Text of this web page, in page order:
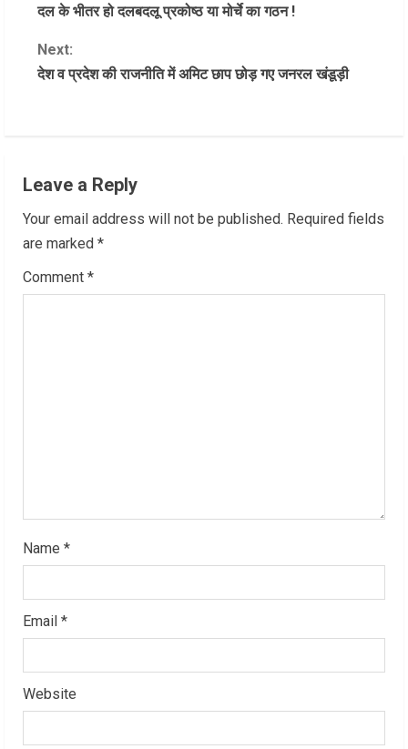
n
n
u
R
g
दल के भीतर हो दलबदलू प्रकोष्ठ या मोर्चे का गठन !
Next:
देश व प्रदेश की राजनीति में अमिट छाप छोड़ गए जनरल खंडूड़ी
Leave a Reply
Your email address will not be published. Required fields
are marked *
Comment *
Name *
Email *
Website